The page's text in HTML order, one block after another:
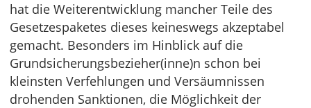
hat die Weiterentwicklung mancher Teile des
Gesetzespaketes dieses keineswegs akzeptabel
gemacht. Besonders im Hinblick auf die
Grundsicherungsbezieher(inne)n schon bei
kleinsten Verfehlungen und Versäumnissen
drohenden Sanktionen, die Möglichkeit der